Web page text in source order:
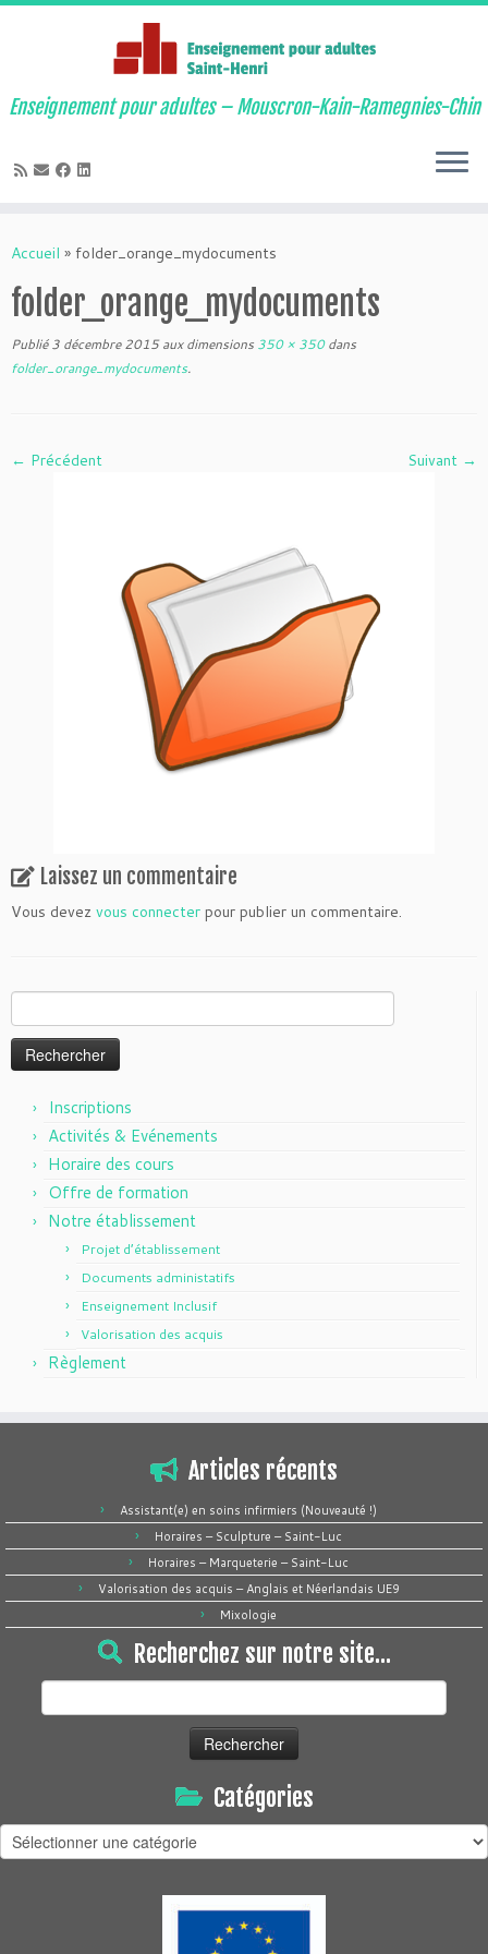
au
Enseignement pour adultes – Mouscron-Kain-Ramegnies-Chin
Accueil » folder_orange_mydocuments
folder_orange_mydocuments
Publié 3 décembre 2015aux dimensions 350 × 350dans
folder_orange_mydocuments.
← Précédent Suivant →
Laissez un commentaire
Vous devez vous connecter pour publier un commentaire.
Inscriptions
Activités & Evénements
Horaire des cours
Offre de formation
Notre établissement
Projet d’établissement
Documents administatifs
Enseignement Inclusif
Valorisation des acquis
Règlement
Articles récents
Assistant(e) en soins infirmiers (Nouveauté !)
Horaires – Sculpture – Saint-Luc
Horaires – Marqueterie – Saint-Luc
Valorisation des acquis – Anglais et Néerlandais UE9
Mixologie
Recherchez sur notre site…
Catégories
Catégories